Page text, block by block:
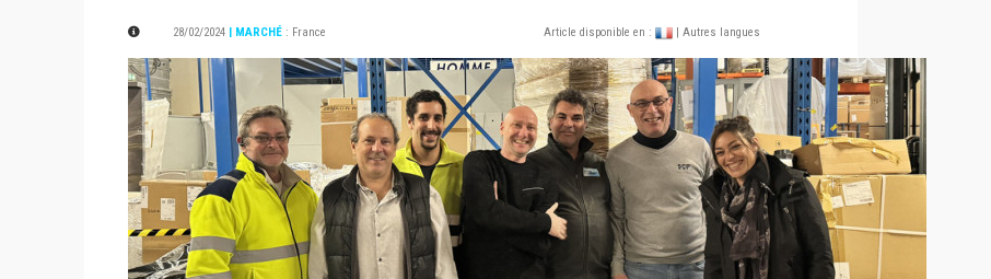
28/02/2024 | MARCHÉ : France Article disponible en : | Autres langues